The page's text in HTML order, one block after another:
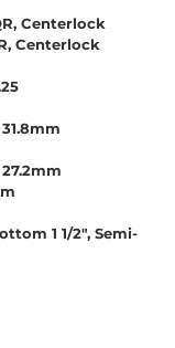
Centerlock
Centerlock
1 1/2", Semi-